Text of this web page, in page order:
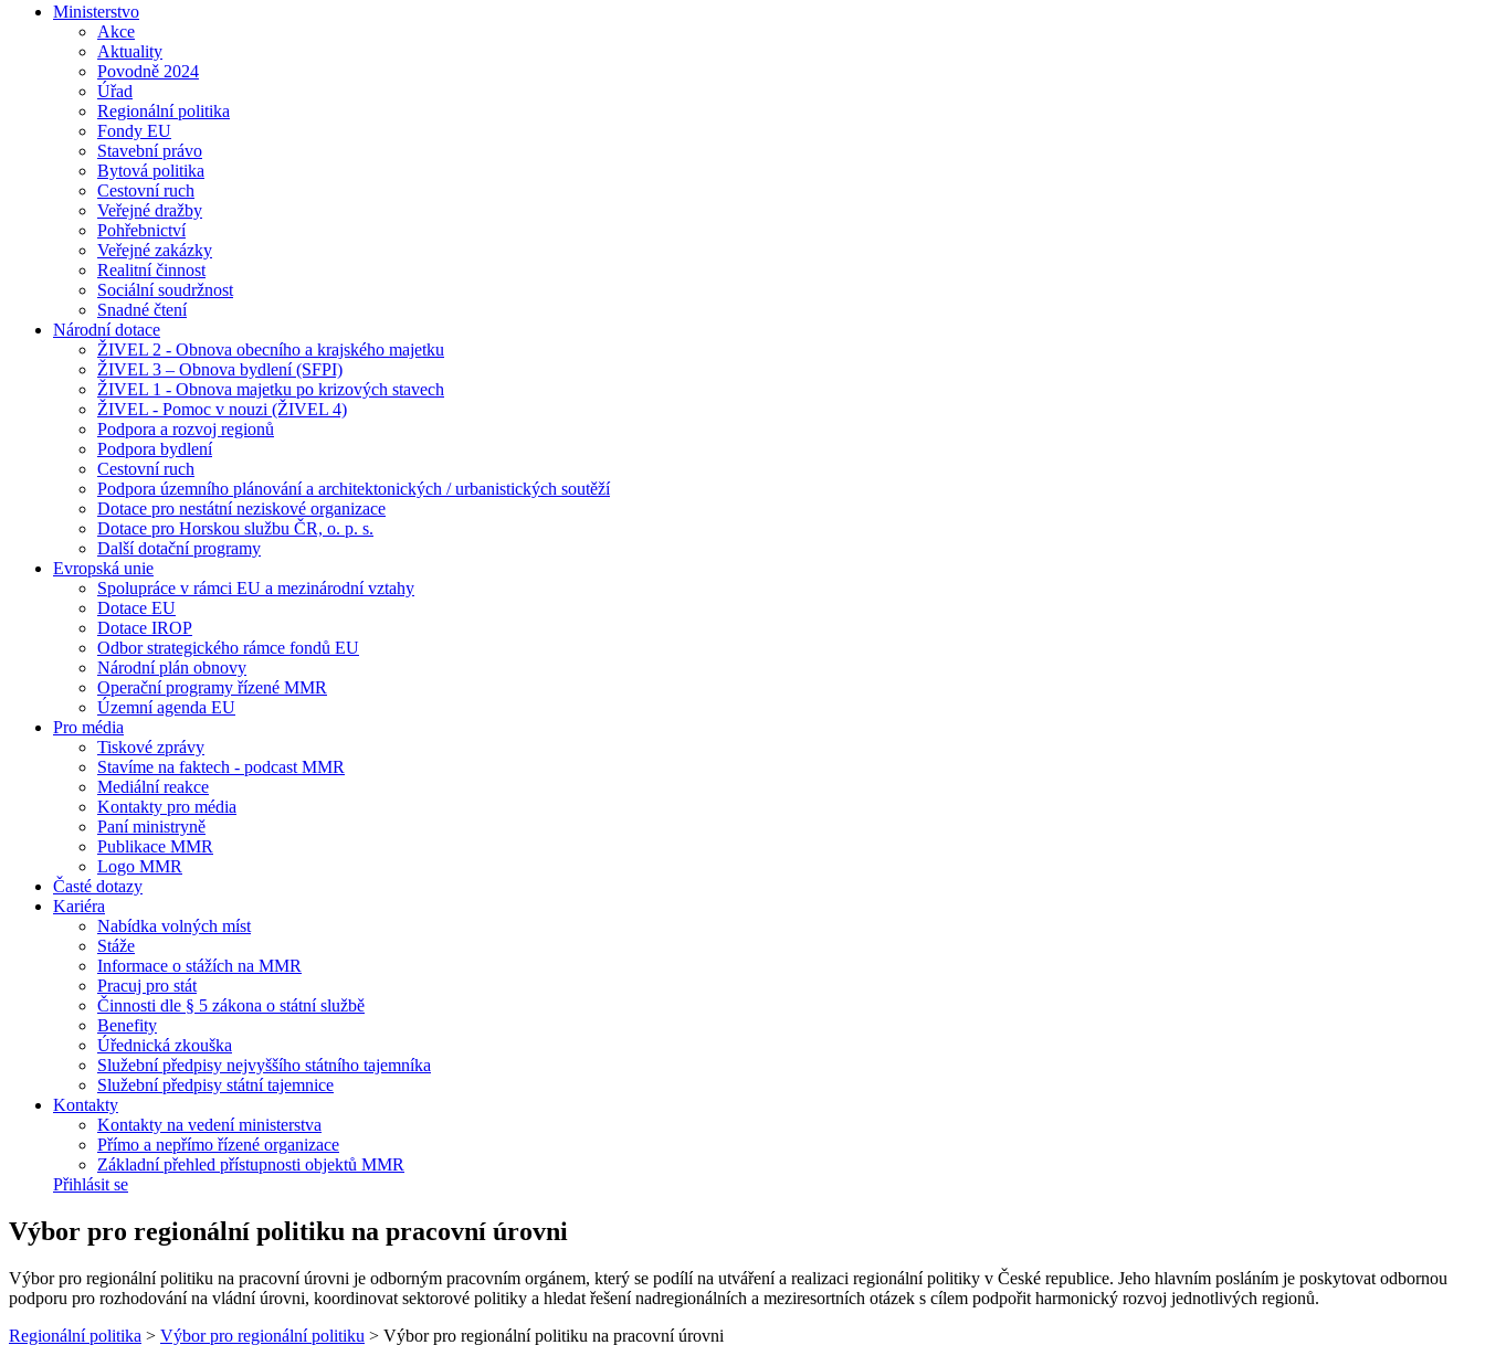
Ministerstvo
Akce
Aktuality
Povodně 2024
Úřad
Regionální politika
Fondy EU
Stavební právo
Bytová politika
Cestovní ruch
Veřejné dražby
Pohřebnictví
Veřejné zakázky
Realitní činnost
Sociální soudržnost
Snadné čtení
Národní dotace
ŽIVEL 2 - Obnova obecního a krajského majetku
ŽIVEL 3 – Obnova bydlení (SFPI)
ŽIVEL 1 - Obnova majetku po krizových stavech
ŽIVEL - Pomoc v nouzi (ŽIVEL 4)
Podpora a rozvoj regionů
Podpora bydlení
Cestovní ruch
Podpora územního plánování a architektonických / urbanistických soutěží
Dotace pro nestátní neziskové organizace
Dotace pro Horskou službu ČR, o. p. s.
Další dotační programy
Evropská unie
Spolupráce v rámci EU a mezinárodní vztahy
Dotace EU
Dotace IROP
Odbor strategického rámce fondů EU
Národní plán obnovy
Operační programy řízené MMR
Územní agenda EU
Pro média
Tiskové zprávy
Stavíme na faktech - podcast MMR
Mediální reakce
Kontakty pro média
Paní ministryně
Publikace MMR
Logo MMR
Časté dotazy
Kariéra
Nabídka volných míst
Stáže
Informace o stážích na MMR
Pracuj pro stát
Činnosti dle § 5 zákona o státní službě
Benefity
Úřednická zkouška
Služební předpisy nejvyššího státního tajemníka
Služební předpisy státní tajemnice
Kontakty
Kontakty na vedení ministerstva
Přímo a nepřímo řízené organizace
Základní přehled přístupnosti objektů MMR
Přihlásit se
Výbor pro regionální politiku na pracovní úrovni
Výbor pro regionální politiku na pracovní úrovni je odborným pracovním orgánem, který se podílí na utváření a realizaci regionální politiky v České republice. Jeho hlavním posláním je poskytovat odbornou
podporu pro rozhodování na vládní úrovni, koordinovat sektorové politiky a hledat řešení nadregionálních a meziresortních otázek s cílem podpořit harmonický rozvoj jednotlivých regionů.
Regionální politika > Výbor pro regionální politiku > Výbor pro regionální politiku na pracovní úrovni